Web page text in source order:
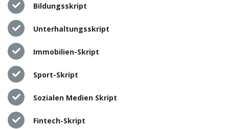
Bildungsskript
Unterhaltungsskript
Immobilien-Skript
Sport-Skript
Sozialen Medien Skript
Fintech-Skript